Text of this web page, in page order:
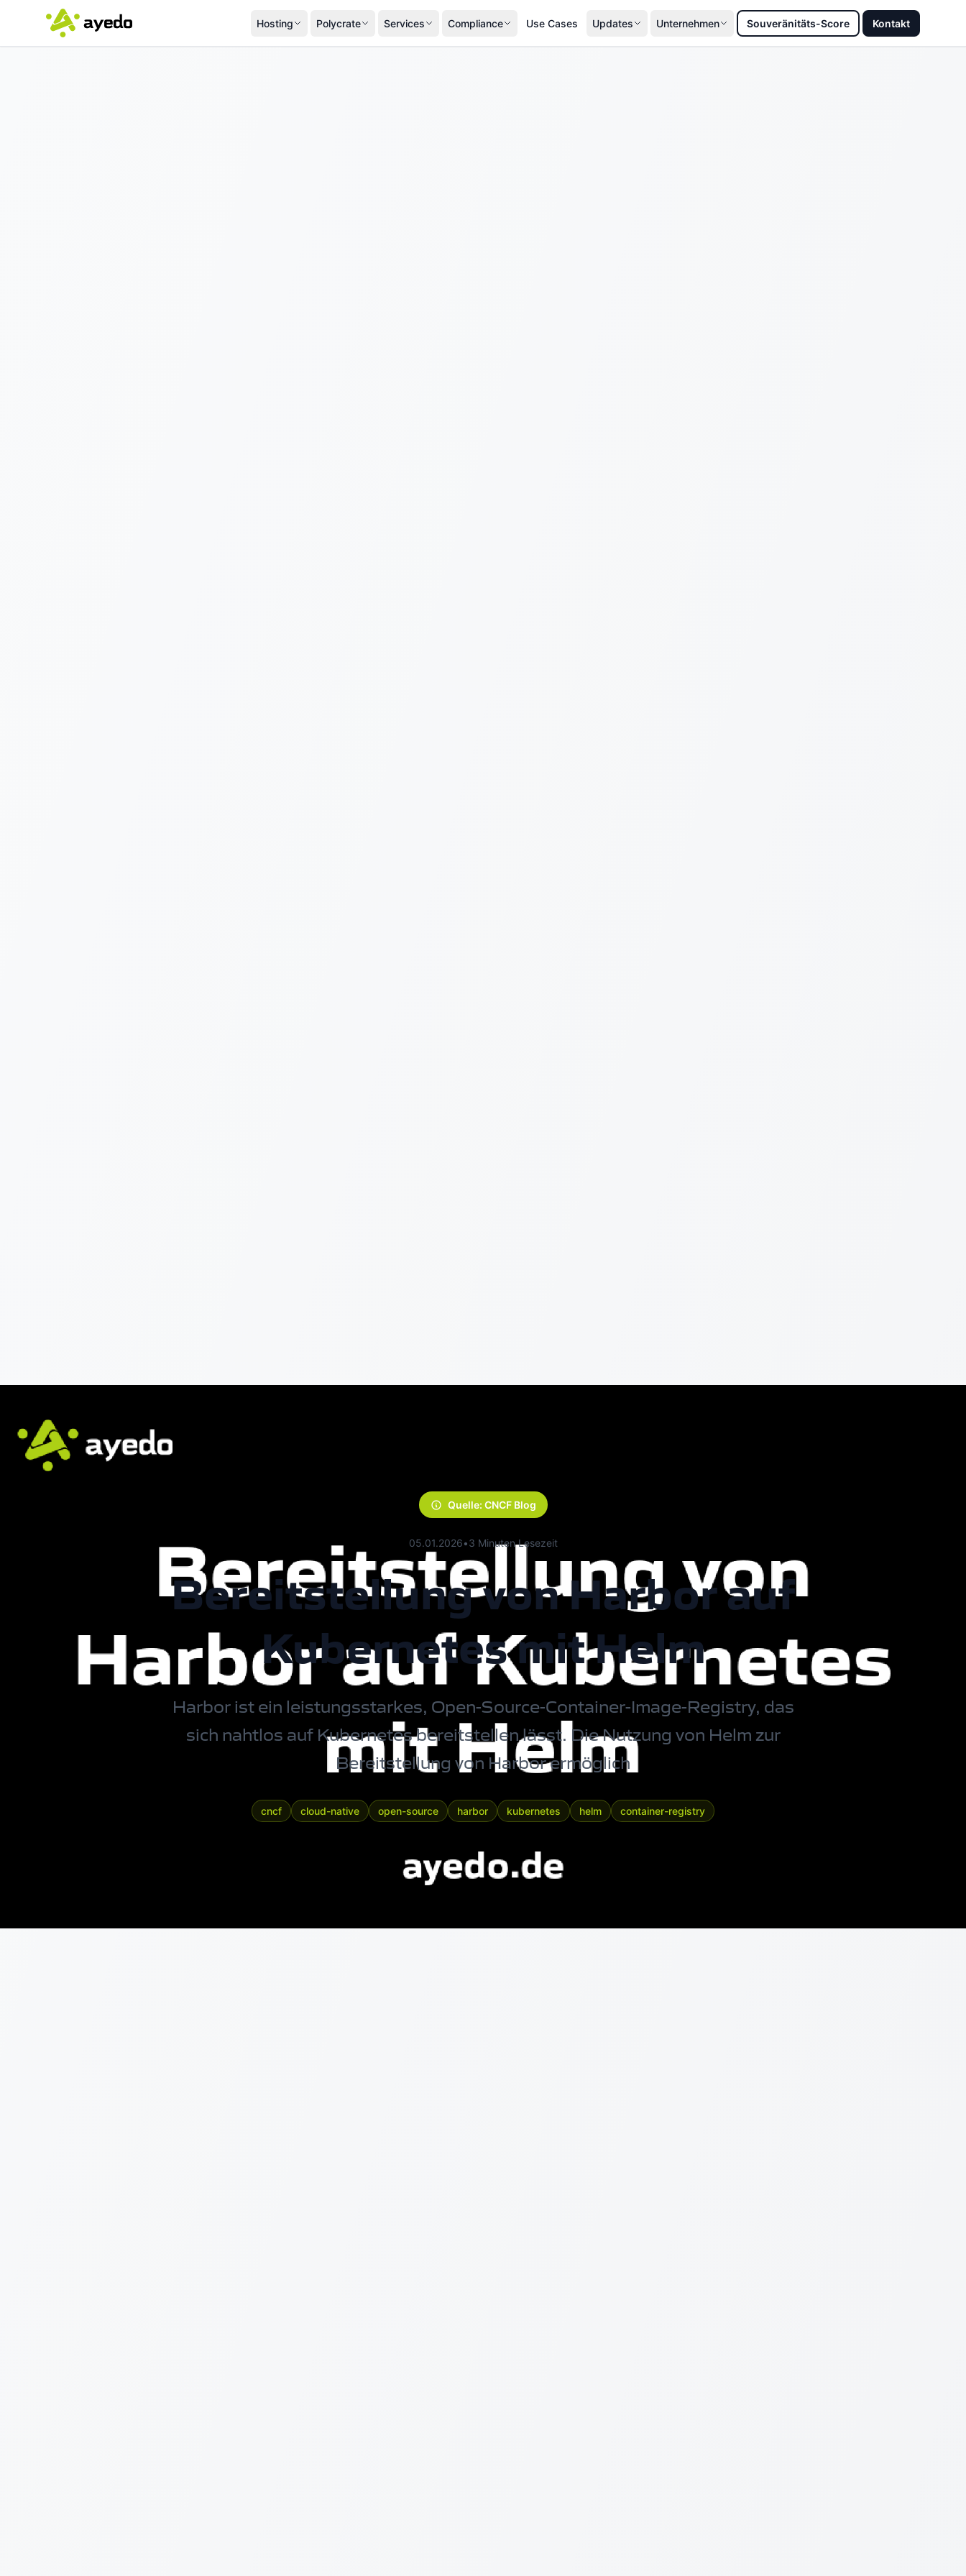
Hosting Polycrate Services Compliance Use Cases Updates Unternehmen Souveränitäts-Score Kontakt
Quelle: CNCF Blog
05.01.2026•3 Minuten Lesezeit
Bereitstellung von Harbor auf
Kubernetes mit Helm
Harbor ist ein leistungsstarkes, Open-Source-Container-Image-Registry, das
sich nahtlos auf Kubernetesbereitstellen lässt. Die Nutzung von Helm zur
Bereitstellung von Harbor ermöglich
cncf cloud-native open-source harbor kubernetes helm container-registry